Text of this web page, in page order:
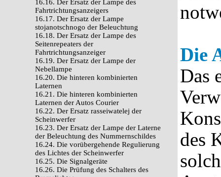
16.16. Der Ersatz der Lampe des
Fahrtrichtungsanzeigers
16.17. Der Ersatz der Lampe
stojanotschnogo der Beleuchtung
16.18. Der Ersatz der Lampe des
Seitenrepeaters der
Fahrtrichtungsanzeiger
16.19. Der Ersatz der Lampe der
Nebellampe
16.20. Die hinteren kombinierten
Laternen
16.21. Die hinteren kombinierten
Laternen der Autos Courier
16.22. Der Ersatz rasseiwatelej der
Scheinwerfer
16.23. Der Ersatz der Lampe der Laterne
der Beleuchtung des Nummernschildes
16.24. Die vorübergehende Regulierung
des Lichtes der Scheinwerfer
16.25. Die Signalgeräte
16.26. Die Prüfung des Schalters des
Die
Das
des